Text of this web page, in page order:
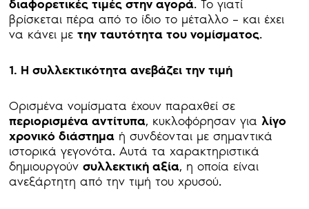
διαφορετικές τιμές στην αγορά. Το γιατί
βρίσκεται πέρα από το ίδιο το μέταλλο – και έχει
να κάνει μετην ταυτότητα του νομίσματος.
1. Η συλλεκτικότητα ανεβάζει την τιμή
Ορισμένα νομίσματα έχουν παραχθεί σε
περιορισμένα αντίτυπα, κυκλοφόρησαν γιαλίγο
χρονικό διάστημα ή συνδέονται με σημαντικά
ιστορικά γεγονότα. Αυτά τα χαρακτηριστικά
δημιουργούνσυλλεκτική αξία, η οποία είναι
ανεξάρτητη από την τιμή του χρυσού.